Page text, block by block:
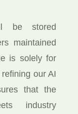
be stored
maintained
is solely for
our AI
that the
industry